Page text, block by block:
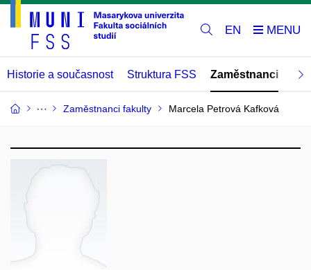
EN
Historie a současnost Struktura FSS Zaměstnanci
Zaměstnanci fakulty Marcela Petrová Kafková